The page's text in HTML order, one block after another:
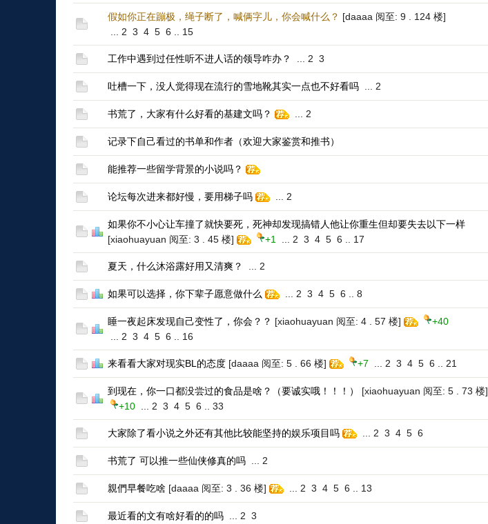
假如你正在蹦极，绳子断了，喊俩字儿，你会喊什么？ [daaaa 阅至: 9 . 124 楼]
2 3 4 5 6 15
工作中遇到过任性听不进人话的领导咋办？ 2 3
吐槽一下，没人觉得现在流行的雪地靴其实一点也不好看吗 2
书荒了，大家有什么好看的基建文吗？ 2
记录下自己看过的书单和作者（欢迎大家鉴赏和推书）
能推荐一些留学背景的小说吗？
论坛每次进来都好慢，要用梯子吗 2
如果你不小心让车撞了就快要死，死神却发现搞错人他让你重生但却要失去以下一样
[xiaohuayuan 阅至: 3 . 45 楼]
+1 2 3 4 5 6 17
夏天，什么沐浴露好用又清爽？ 2
如果可以选择，你下辈子愿意做什么 2 3 4 5 6 8
睡一夜起床发现自己变性了，你会？？ [xiaohuayuan 阅至: 4 . 57 楼]
+40
2 3 4 5 6 16
来看看大家对现实BL的态度 [daaaa 阅至: 5 . 66 楼] +7 2 3 4 5 6 21
到现在，你一口都没尝过的食品是啥？（要诚实哦！！！）
[xiaohuayuan 阅至: 5 . 73 楼]
+10
2 3 4 5 6 33
大家除了看小说之外还有其他比较能坚持的娱乐项目吗 2 3 4 5 6
书荒了 可以推一些仙侠修真的吗 2
親們早餐吃啥 [daaaa 阅至: 3 . 36 楼] 2 3 4 5 6 13
最近看的文有啥好看的的吗 2 3